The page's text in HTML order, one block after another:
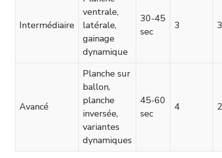
Intermédiaire
ventrale,
latérale,
gainage
dynamique
30-45
sec
3
Avancé
Planche sur
ballon,
planche
inversée,
variantes
dynamiques
45-60
sec
4